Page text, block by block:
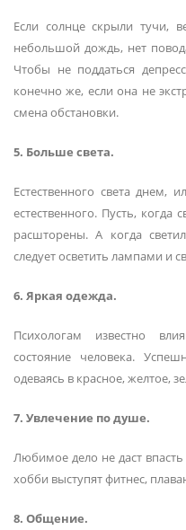
Если солнце скрыли тучи,
небольшой дождь, нет
Чтобы не поддаться
конечно же, если она не
смена обстановки.
5. Больше света.
Естественного света днем,
естественного. Пусть, когда
расшторены. А когда
следует осветить лампами и
6. Яркая одежда.
Психологам известно
состояние человека.
одеваясь в красное, желтое,
7. Увлечение по душе.
Любимое дело не даст
хобби выступят фитнес,
8. Общение.